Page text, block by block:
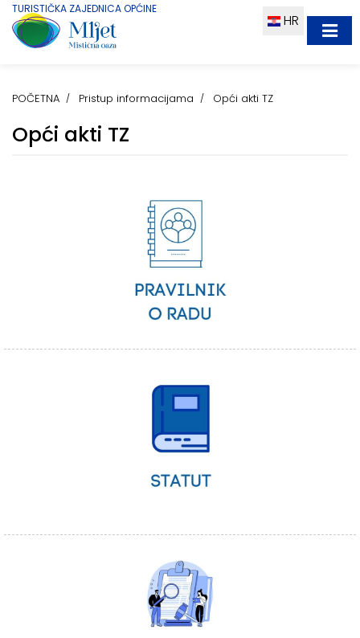
TURISTIČKA ZAJEDNICA OPĆINE
HR
POČETNA Pristup informacijama Opći akti TZ
Opći akti TZ